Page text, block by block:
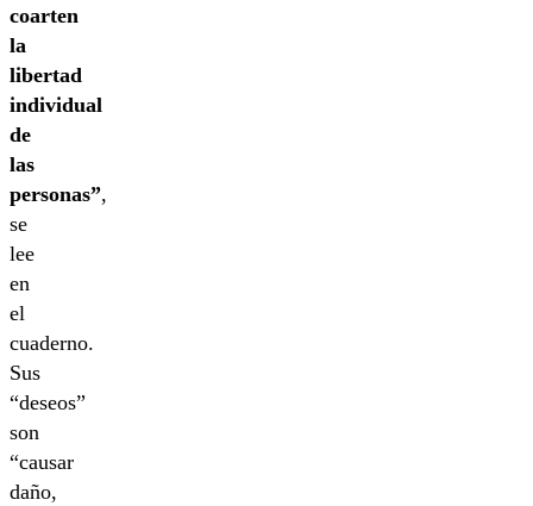
coarten
la
libertad
individual
de
las
personas”,
se
lee
en
el
cuaderno.
Sus
“deseos”
son
“causar
daño,